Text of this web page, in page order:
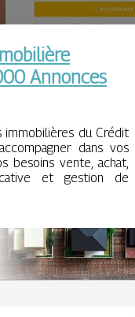
Annonces
immobilières du Crédit
dans vos
besoins vente, achat,
et gestion de